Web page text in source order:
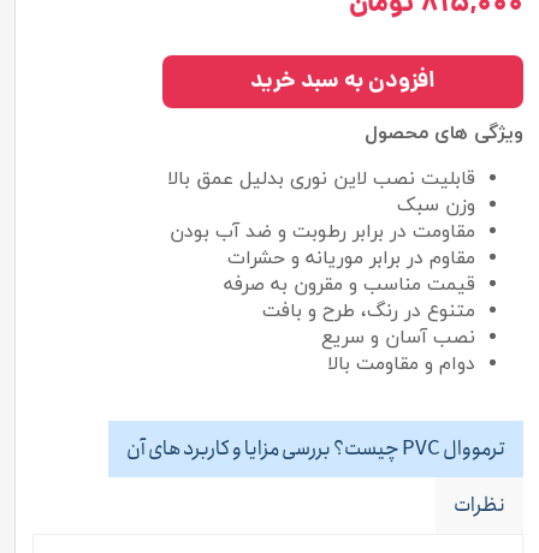
ویژگی های محصول
قابلیت نصب لاین نوری بدلیل عمق بالا
وزن سبک
مقاومت در برابر رطوبت و ضد آب بودن
مقاوم در برابر موریانه و حشرات
قیمت مناسب و مقرون به صرفه
متنوع در رنگ، طرح و بافت
نصب آسان و سریع
دوام و مقاومت بالا
افزودن به سبد خرید
ترمووال PVC چیست؟ بررسی مزایا و کاربرد های آن
نظرات